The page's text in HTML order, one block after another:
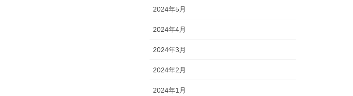
2024年5月
2024年4月
2024年3月
2024年2月
2024年1月